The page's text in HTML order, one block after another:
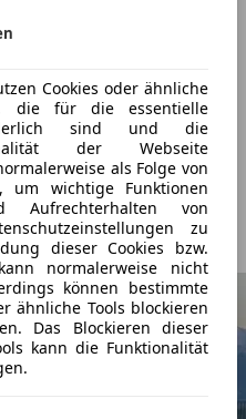
Cookies oder ähnliche
die für die essentielle
sind und die
der Webseite
als Folge von
um wichtige Funktionen
von
zu
dieser Cookies bzw.
normalerweise nicht
können bestimmte
ähnliche Tools blockieren
Das Blockieren dieser
kann die Funktionalität
nach oben. Der neue
serienmäßig sieben
299 PS. Optional gibt es
automatische
Die Preise starten bei
·6 Min. Lesezeit
greift BMW X7 und